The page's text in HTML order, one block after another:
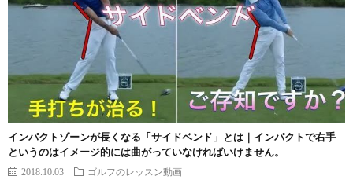
インパクトゾーンが長くなる「サイドベンド」とは｜インパクトで右手
というのはイメージ的には曲がっていなければいけません。
2018.10.03 ゴルフのレッスン動画